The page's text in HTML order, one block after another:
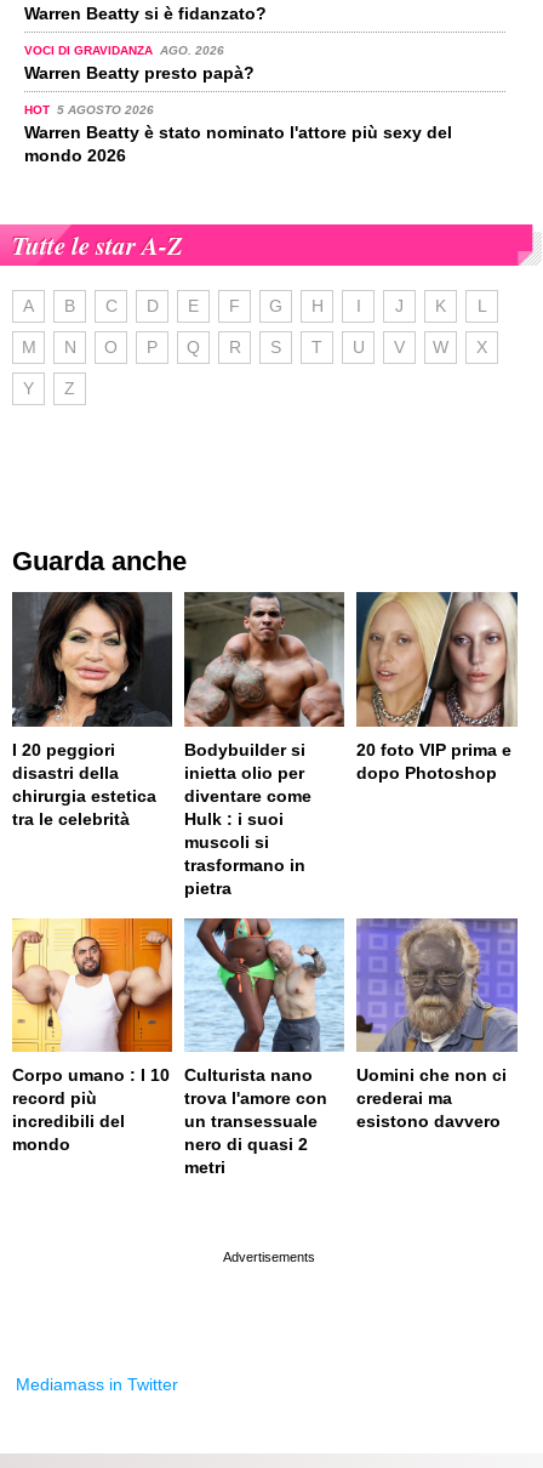
Warren Beatty si è fidanzato?
VOCI DI GRAVIDANZA AGO. 2026
Warren Beatty presto papà?
HOT 5 AGOSTO 2026
Warren Beatty è stato nominato l'attore più sexy del
mondo 2026
Tutte le star A-Z
A B C D E F G H I J K L
M N O P Q R S T U V W X
Y Z
Guarda anche
I 20 peggiori
disastri della
chirurgia estetica
tra le celebrità
Bodybuilder si
inietta olio per
diventare come
Hulk : i suoi
muscoli si
trasformano in
pietra
20 foto VIP prima e
dopo Photoshop
Corpo umano : I 10
record più
incredibili del
mondo
Culturista nano
trova l'amore con
un transessuale
nero di quasi 2
metri
Uomini che non ci
crederai ma
esistono davvero
Mediamass in Twitter